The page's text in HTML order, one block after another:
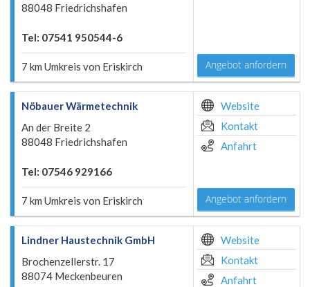
88048 Friedrichshafen
Tel: 07541 950544-6
7 km Umkreis von Eriskirch Angebot anfordern
Nöbauer Wärmetechnik
An der Breite 2
88048 Friedrichshafen
Tel: 07546 929166
7 km Umkreis von Eriskirch
Website
Kontakt
Anfahrt
Angebot anfordern
Lindner Haustechnik GmbH
Brochenzellerstr. 17
88074 Meckenbeuren
Website
Kontakt
Anfahrt